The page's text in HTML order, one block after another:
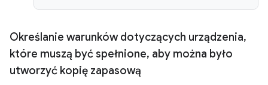
Określanie warunków dotyczących urządzenia,
które muszą być spełnione, aby można było
utworzyć kopię zapasową